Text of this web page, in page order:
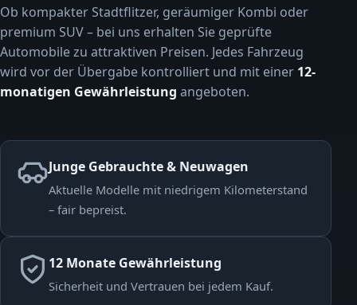
Ob kompakter Stadtflitzer, geräumiger Kombi oder
premium SUV – bei uns erhalten Sie geprüfte
Automobile zu attraktiven Preisen. Jedes Fahrzeug
wird vor der Übergabe kontrolliert und mit einer 12-
monatigen Gewährleistung angeboten.
Junge Gebrauchte & Neuwagen
Aktuelle Modelle mit niedrigem Kilometerstand
– fair bepreist.
12 Monate Gewährleistung
Sicherheit und Vertrauen bei jedem Kauf.